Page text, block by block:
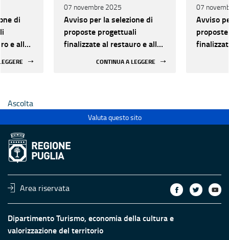
di
e alla
07 novembre 2025
Avviso per la selezione di
proposte progettuali
finalizzate al restauro e alla
CONTINUA A LEGGERE
07
Avviso
Ascolta
Valuta questo sito
Area riservata
Dipartimento Turismo, economia della cultura e
valorizzazione del territorio